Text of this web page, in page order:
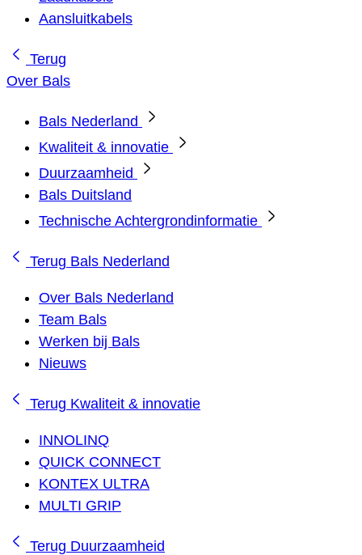
Aansluitkabels
Terug
Over Bals
Bals Nederland
Kwaliteit & innovatie
Duurzaamheid
Bals Duitsland
Technische Achtergrondinformatie
Terug Bals Nederland
Over Bals Nederland
Team Bals
Werken bij Bals
Nieuws
Terug Kwaliteit & innovatie
INNOLINQ
QUICK CONNECT
KONTEX ULTRA
MULTI GRIP
Terug Duurzaamheid